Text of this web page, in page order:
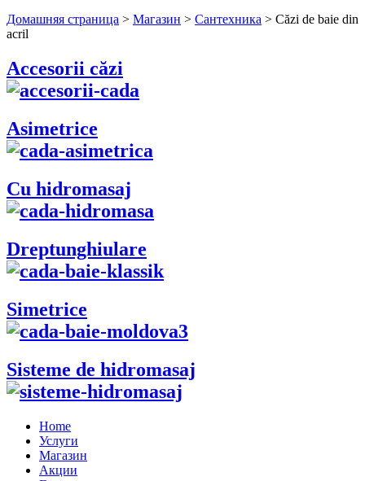
Домашняя страница > Магазин > Сантехника > Căzi de baie din
acril
Accesorii căzi
Asimetrice
Cu hidromasaj
Dreptunghiulare
Simetrice
Sisteme de hidromasaj
Home
Услуги
Магазин
Акции